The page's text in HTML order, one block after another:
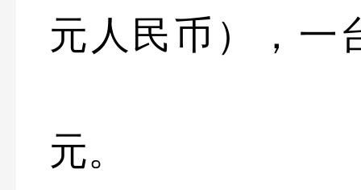
元人民币），一
元。